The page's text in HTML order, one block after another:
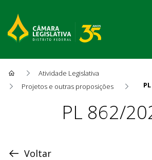
Atividade Legislativa
Projetos e outras proposições
ProposiçãoPL 862/
Voltar